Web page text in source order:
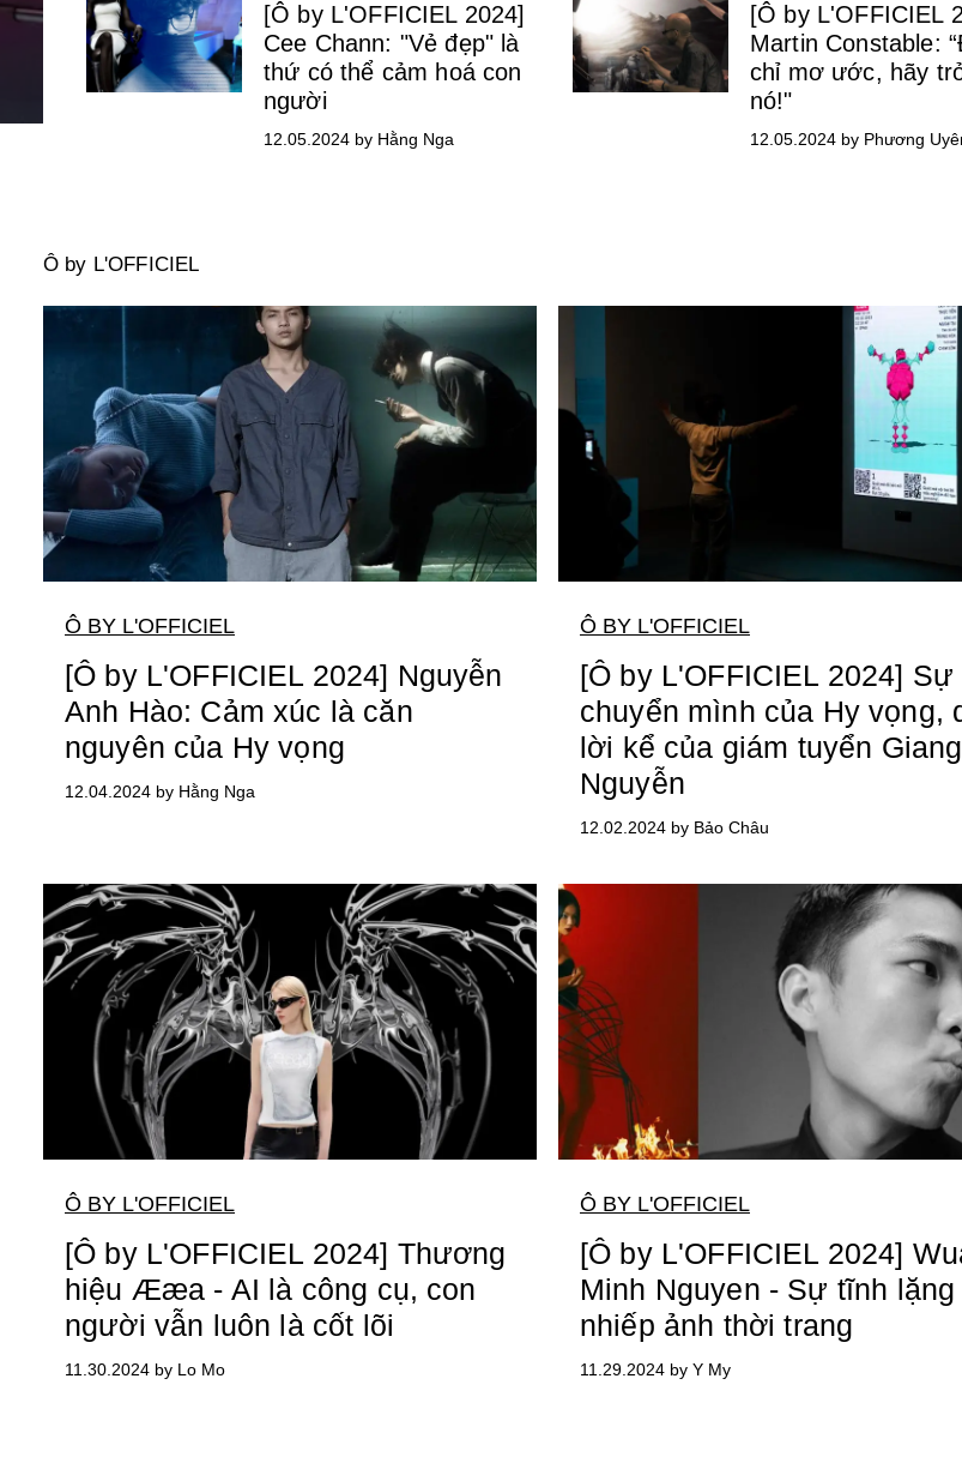
[Ô by L'OFFICIEL 2024]
Cee Chann: "Vẻ đẹp" là
thứ có thể cảm hoá con
người
12.05.2024 by Hằng Nga
[Ô by L'OFFICIEL
Martin Constable:
chỉ mơ ước, hãy
nó!"
12.05.2024 by Phương
Ô by L'OFFICIEL
Ô BY L'OFFICIEL
[Ô by L'OFFICIEL 2024] Nguyễn
Anh Hào: Cảm xúc là căn
nguyên của Hy vọng
12.04.2024 by Hằng Nga
Ô BY L'OFFICIEL
[Ô by L'OFFICIEL 2024] Sự
chuyển mình của Hy vọng,
lời kể của giám tuyển Giang
Nguyễn
12.02.2024 by Bảo Châu
Ô BY L'OFFICIEL
[Ô by L'OFFICIEL 2024] Thương
hiệu Ææa - AI là công cụ, con
người vẫn luôn là cốt lõi
11.30.2024 by Lo Mo
Ô BY L'OFFICIEL
[Ô by L'OFFICIEL 2024]
Minh Nguyen - Sự tĩnh
nhiếp ảnh thời trang
11.29.2024 by Y My